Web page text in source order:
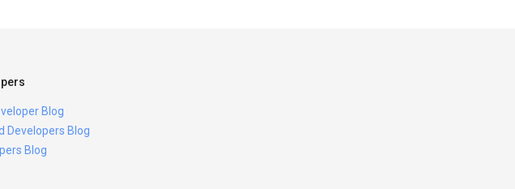
Blog
Developers Blog
Blog